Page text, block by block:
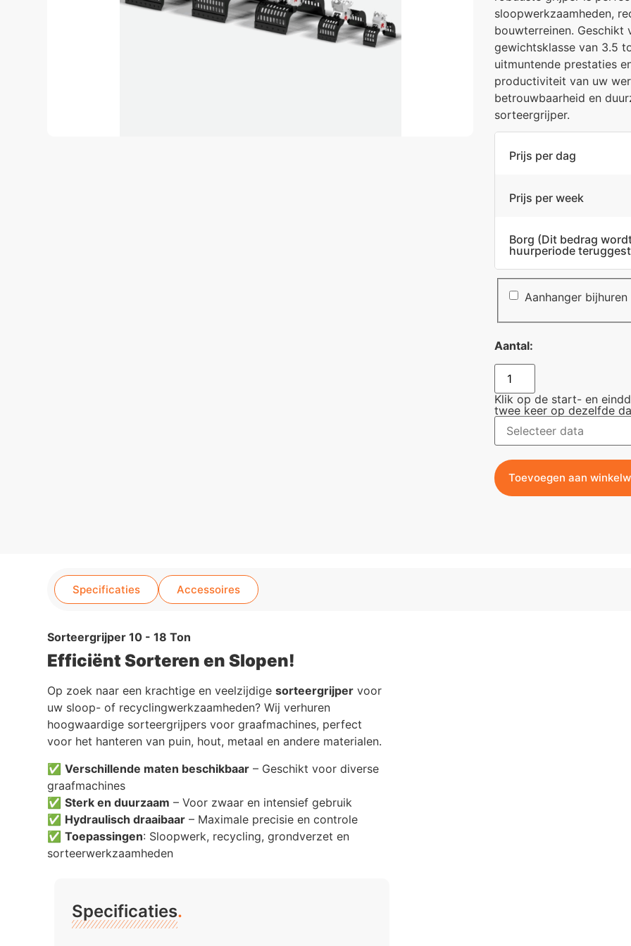
sloopwerkzaamheden,
bouwterreinen. Geschikt
gewichtsklasse van 3.5
uitmuntende prestaties
productiviteit van uw
betrouwbaarheid en
sorteergrijper.
Prijs per dag
Prijs per week
Borg (Dit bedrag
huurperiode
Aanhanger bijhuren
Aantal:
Klik op de start- en
twee keer op dezelfde
Toevoegen aan
Specificaties Accessoires
Sorteergrijper 10 - 18 Ton
Efficiënt Sorteren en Slopen!
Op zoek naar een krachtige en veelzijdigesorteergrijper voor
uw sloop- of recyclingwerkzaamheden? Wij verhuren
hoogwaardige sorteergrijpers voor graafmachines, perfect
voor het hanteren van puin, hout, metaal en andere materialen.
✅Verschillende maten beschikbaar – Geschikt voor diverse
graafmachines
✅Sterk en duurzaam – Voor zwaar en intensief gebruik
✅ Hydraulisch draaibaar – Maximale precisie en controle
✅Toepassingen: Sloopwerk, recycling, grondverzet en
sorteerwerkzaamheden
Specificaties.